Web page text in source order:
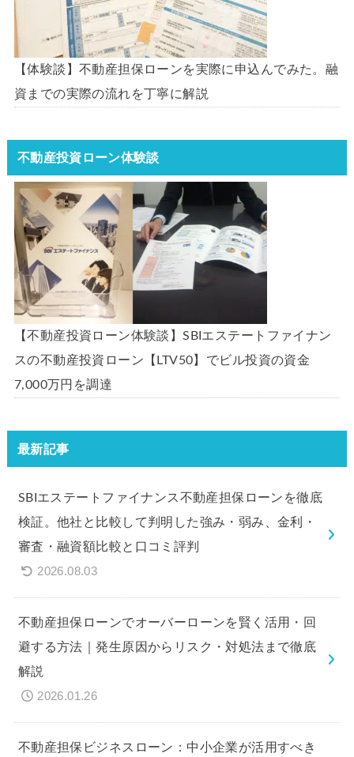
【体験談】不動産担保ローンを実際に申込んでみた。融
資までの実際の流れを丁寧に解説
不動産投資ローン体験談
【不動産投資ローン体験談】SBIエステートファイナン
スの不動産投資ローン【LTV50】でビル投資の資金
7,000万円を調達
最新記事
SBIエステートファイナンス不動産担保ローンを徹底
検証。他社と比較して判明した強み・弱み、金利・
審査・融資額比較と口コミ評判
2026.08.03
不動産担保ローンでオーバーローンを賢く活用・回
避する方法｜発生原因からリスク・対処法まで徹底
解説
2026.01.26
不動産担保ビジネスローン：中小企業が活用すべき